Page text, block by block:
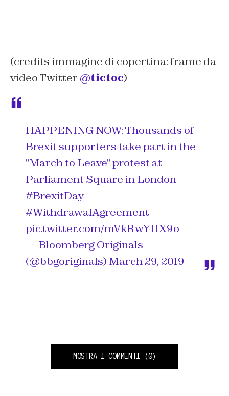
(credits immagine di copertina: frame da
video Twitter @tictoc)
HAPPENING NOW: Thousands of
Brexit supporters take part in the
"March to Leave" protest at
Parliament Square in London
#BrexitDay
#WithdrawalAgreement
pic.twitter.com/mVkRwYHX9o
— Bloomberg Originals
(@bbgoriginals) March 29, 2019
MOSTRA I COMMENTI (0)